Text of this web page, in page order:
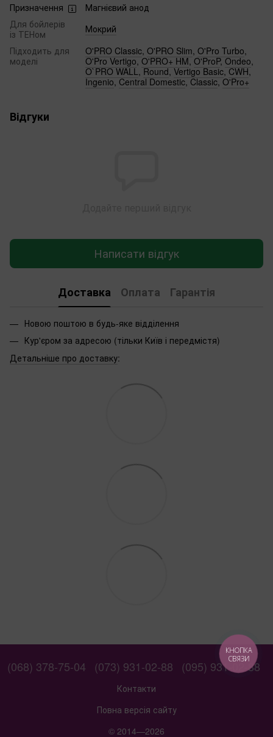
Призначення
Магнієвий анод
Для бойлерів
із ТЕНом
Мокрий
Підходить для
моделі
O'PRO Classic, O'PRO Slim, O'Pro Turbo,
O'Pro Vertigo, O'PRO+ HM, O'ProP, Ondeo,
O`PRO WALL , Round, Vertigo Basic, CWH,
Ingenio, Central Domestic, Classic, O'Pro+
Відгуки
Написати відгук
Доставка Оплата Гарантія
Новою поштою в будь-яке відділення
Кур'єром за адресою (тільки Київ і передмістя)
Детальніше про доставку:
(068) 378-75-04 (073) 931-02-88 (095) 931-02-88
Контакти
Повна версія сайту
© 2014—2026
КНОПКА
СВЯЗИ